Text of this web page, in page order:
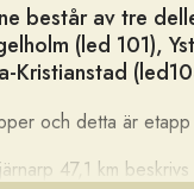
består av tre
(led 101),
Kristianstad
och detta är
47,1 km beskrivs